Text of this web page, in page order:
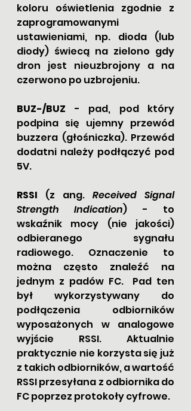
koloru oświetlenia zgodnie z
zaprogramowanymi
ustawieniami, np. dioda (lub
diody) świecą na zielono gdy
dron jest nieuzbrojony a na
czerwono po uzbrojeniu.
BUZ-/BUZ - pad, pod który
podpina się ujemny przewód
buzzera (głośniczka). Przewód
dodatni należy podłączyć pod
5V.
RSSI (z ang. Received Signal
Strength Indication) - to
wskaźnik mocy (nie jakości)
odbieranego sygnału
radiowego. Oznaczenie to
można często znaleźć na
jednym z padów FC.  Pad ten
był wykorzystywany do
podłączenia odbiorników
wyposażonych w analogowe
wyjście RSSI. Aktualnie
praktycznie nie korzysta się już
z takich odbiorników, a wartość
RSSI przesyłana z odbiornika do
FC poprzez protokoły cyfrowe.